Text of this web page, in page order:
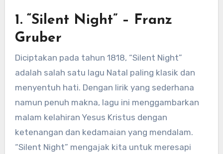
1. “Silent Night” – Franz
Gruber
Diciptakan pada tahun 1818, “Silent Night”
adalah salah satu lagu Natal paling klasik dan
menyentuh hati. Dengan lirik yang sederhana
namun penuh makna, lagu ini menggambarkan
malam kelahiran Yesus Kristus dengan
ketenangan dan kedamaian yang mendalam.
“Silent Night” mengajak kita untuk meresapi